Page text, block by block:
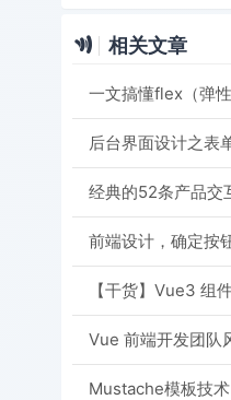
相关文章
一文搞懂flex（弹性
后台界面设计之表
经典的52条产品交
前端设计，确定按
【干货】Vue3 组
Vue 前端开发团队
Mustache模板技术